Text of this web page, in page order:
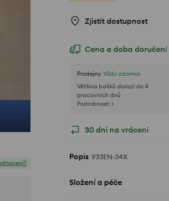
Zjistit dostupnost
Cena a doba doručení
Prodejny Vždy zdarma
Většina balíků dorazí do 4
pracovních dnů
Podrobnosti >
30 dní na vrácení
Popis 933EN-34X
Složení a péče